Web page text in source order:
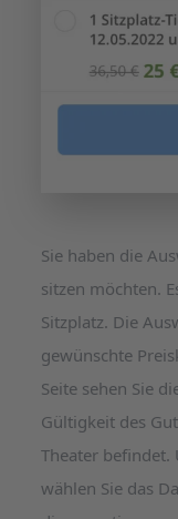
Sie haben die
sitzen möchten.
Sitzplatz. Die
gewünschte
Seite sehen Sie
Gültigkeit des
Theater befindet.
wählen Sie das